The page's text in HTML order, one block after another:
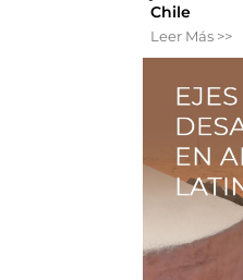
Chile
Leer Más >>